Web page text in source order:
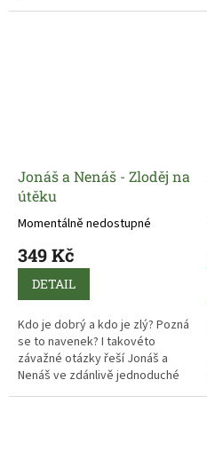
Jonáš a Nenáš - Zloděj na
útěku
Momentálně nedostupné
349 Kč
DETAIL
Kdo je dobrý a kdo je zlý? Pozná
se to navenek? I takovéto
závažné otázky řeší Jonáš a
Nenáš ve zdánlivě jednoduché
knížce s podtitulem Zloděj na